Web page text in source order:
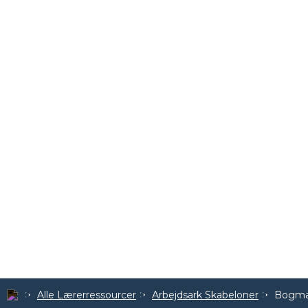
Alle Lærerressourcer Arbejdsark Skabeloner